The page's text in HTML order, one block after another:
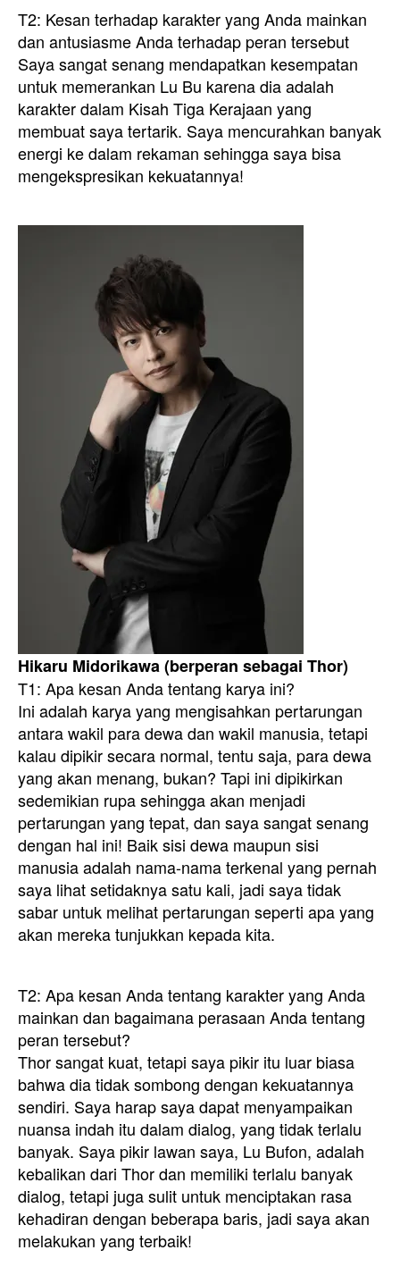
T2: Kesan terhadap karakter yang Anda mainkan
dan antusiasme Anda terhadap peran tersebut
Saya sangat senang mendapatkan kesempatan
untuk memerankan Lu Bu karena dia adalah
karakter dalam Kisah Tiga Kerajaan yang
membuat saya tertarik. Saya mencurahkan banyak
energi ke dalam rekaman sehingga saya bisa
mengekspresikan kekuatannya!
Hikaru Midorikawa (berperan sebagai Thor)
T1: Apa kesan Anda tentang karya ini?
Ini adalah karya yang mengisahkan pertarungan
antara wakil para dewa dan wakil manusia, tetapi
kalau dipikir secara normal, tentu saja, para dewa
yang akan menang, bukan? Tapi ini dipikirkan
sedemikian rupa sehingga akan menjadi
pertarungan yang tepat, dan saya sangat senang
dengan hal ini! Baik sisi dewa maupun sisi
manusia adalah nama-nama terkenal yang pernah
saya lihat setidaknya satu kali, jadi saya tidak
sabar untuk melihat pertarungan seperti apa yang
akan mereka tunjukkan kepada kita.
T2: Apa kesan Anda tentang karakter yang Anda
mainkan dan bagaimana perasaan Anda tentang
peran tersebut?
Thor sangat kuat, tetapi saya pikir itu luar biasa
bahwa dia tidak sombong dengan kekuatannya
sendiri. Saya harap saya dapat menyampaikan
nuansa indah itu dalam dialog, yang tidak terlalu
banyak. Saya pikir lawan saya, Lu Bufon, adalah
kebalikan dari Thor dan memiliki terlalu banyak
dialog, tetapi juga sulit untuk menciptakan rasa
kehadiran dengan beberapa baris, jadi saya akan
melakukan yang terbaik!